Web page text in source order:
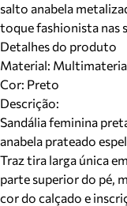
salto anabela
toque fashionista nas
Detalhes do produto
Material:
Cor: Preto
Descrição:
Sandália feminina
anabela prateado
Traz tira larga única
parte superior do pé,
cor do calçado e